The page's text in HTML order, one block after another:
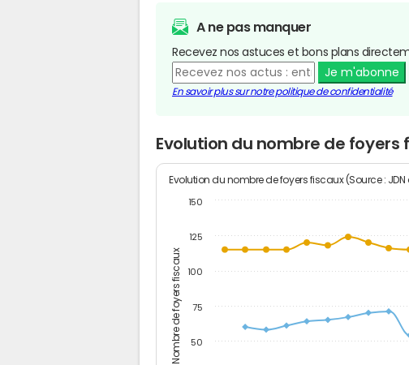
A ne pas manquer
Recevez nos astuces et bons plans
Je m'abonne
En savoir plus sur notre politique de confidentialité
Evolution du nombre de foyers
Nombre de foyers fiscaux
Evolution du nombre de foyers fiscaux (Source :
50
75
100
125
150